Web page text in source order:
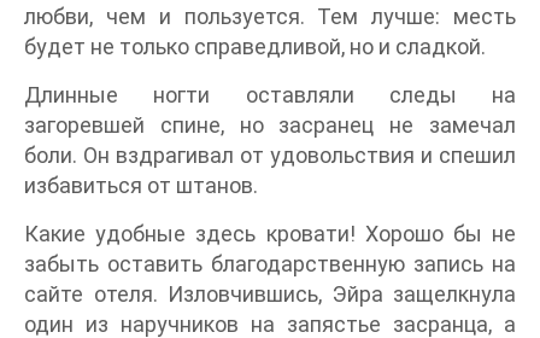
любви, чем и пользуется. Тем лучше: месть
будет не только справедливой, но и сладкой.
Длинные ногти оставляли следы на
загоревшей спине, но засранец не замечал
боли. Он вздрагивал от удовольствия и спешил
избавиться от штанов.
Какие удобные здесь кровати! Хорошо бы не
забыть оставить благодарственную запись на
сайте отеля. Изловчившись, Эйра защелкнула
один из наручников на запястье засранца, а